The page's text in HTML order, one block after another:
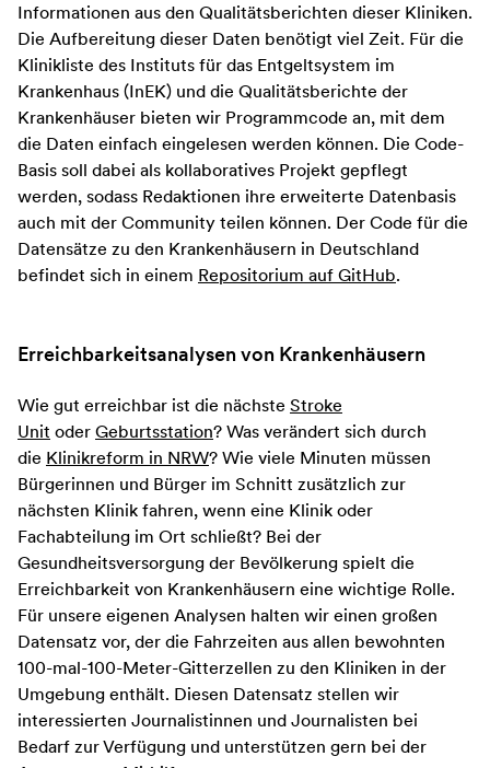
Informationen aus den Qualitätsberichten dieser Kliniken.
Die Aufbereitung dieser Daten benötigt viel Zeit. Für die
Klinikliste des Instituts für das Entgeltsystem im
Krankenhaus (InEK) und die Qualitätsberichte der
Krankenhäuser bieten wir Programmcode an, mit dem
die Daten einfach eingelesen werden können. Die Code-
Basis soll dabei als kollaboratives Projekt gepflegt
werden, sodass Redaktionen ihre erweiterte Datenbasis
auch mit der Community teilen können. Der Code für die
Datensätze zu den Krankenhäusern in Deutschland
befindet sich in einem Repositorium auf GitHub.
Erreichbarkeitsanalysen von Krankenhäusern
Wie gut erreichbar ist die nächste Stroke
Unit oder Geburtsstation? Was verändert sich durch
die Klinikreform in NRW? Wie viele Minuten müssen
Bürgerinnen und Bürger im Schnitt zusätzlich zur
nächsten Klinik fahren, wenn eine Klinik oder
Fachabteilung im Ort schließt? Bei der
Gesundheitsversorgung der Bevölkerung spielt die
Erreichbarkeit von Krankenhäusern eine wichtige Rolle.
Für unsere eigenen Analysen halten wir einen großen
Datensatz vor, der die Fahrzeiten aus allen bewohnten
100-mal-100-Meter-Gitterzellen zu den Kliniken in der
Umgebung enthält. Diesen Datensatz stellen wir
interessierten Journalistinnen und Journalisten bei
Bedarf zur Verfügung und unterstützen gern bei der